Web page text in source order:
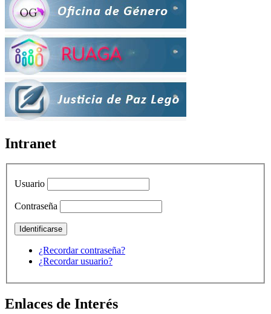
Intranet
Usuario
Contraseña
¿Recordar contraseña?
¿Recordar usuario?
Enlaces de Interés